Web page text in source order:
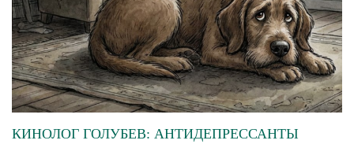
КИНОЛОГ ГОЛУБЕВ: АНТИДЕПРЕССАНТЫ